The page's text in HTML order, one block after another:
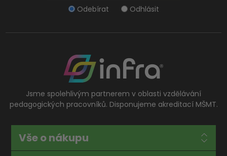
Odebírat Odhlásit
Jsme spolehlivým partnerem v oblasti vzdělávání
pedagogických pracovníků. Disponujeme akreditací MŠMT.
Vše o nákupu